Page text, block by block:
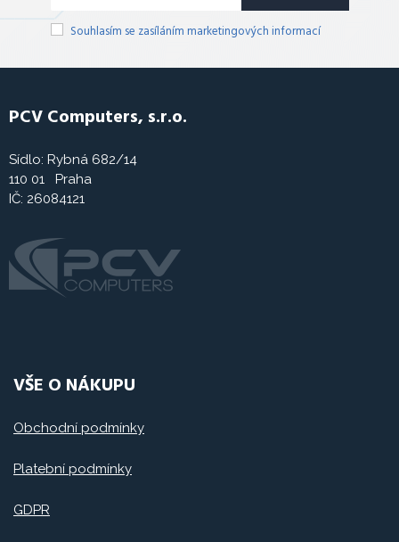
Souhlasím se zasíláním marketingových informací
PCV Computers, s.r.o.
Sídlo: Rybná 682/14
110 01 Praha
IČ: 26084121
VŠE O NÁKUPU
Obchodní podmínky
Platební podmínky
GDPR